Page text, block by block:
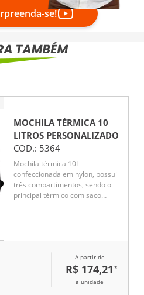
se!
MOCHILA TÉRMICA 10
LITROS PERSONALIZADO
COD.: 5364
Mochila térmica 10L
confeccionada em nylon, possui
três compartimentos, sendo o
principal térmico com saco
A partir de
R$ 174,21 *
a unidade